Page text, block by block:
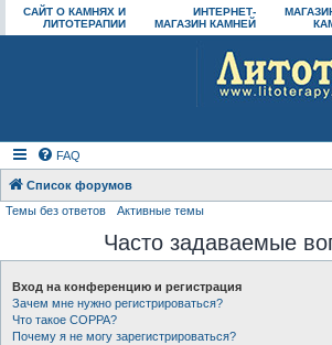
САЙТ О КАМНЯХ И
ЛИТОТЕРАПИИ
ИНТЕРНЕТ-
МАГАЗИН КАМНЕЙ
FAQ
Список форумов
Темы без ответов Активные темы
Часто задаваемые
Вход на конференцию и регистрация
Зачем мне нужно регистрироваться?
Что такое COPPA?
Почему я не могу зарегистрироваться?